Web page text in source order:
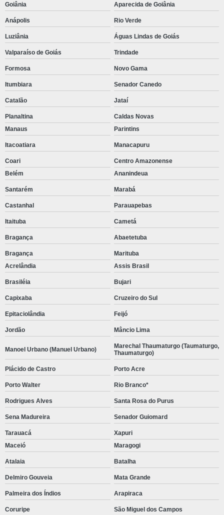
Goiânia
Aparecida de Goiânia
Anápolis Rio Verde
Luziânia Águas Lindas de Goiás
Valparaíso de Goiás Trindade
Formosa Novo Gama
Itumbiara Senador Canedo
Catalão Jataí
Planaltina
Caldas Novas
Manaus
Parintins
Itacoatiara Manacapuru
Coari
Centro Amazonense
Belém
Ananindeua
Santarém Marabá
Castanhal Parauapebas
Itaituba Cametá
Bragança Abaetetuba
Bragança
Marituba
Acrelândia
Assis Brasil
Brasiléia Bujari
Capixaba Cruzeiro do Sul
Epitaciolândia Feijó
Jordão Mâncio Lima
Manoel Urbano (Manuel Urbano)
Marechal Thaumaturgo (Taumaturgo,
Thaumaturgo)
Plácido de Castro Porto Acre
Porto Walter Rio Branco*
Rodrigues Alves Santa Rosa do Purus
Sena Madureira Senador Guiomard
Tarauacá
Xapuri
Maceió
Maragogi
Atalaia Batalha
Delmiro Gouveia Mata Grande
Palmeira dos Índios Arapiraca
Coruripe São Miguel dos Campos